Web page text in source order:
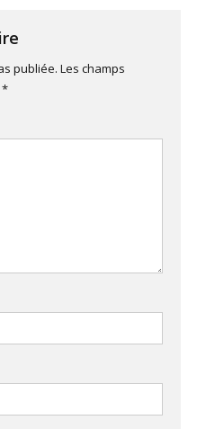
publiée. Les champs
*